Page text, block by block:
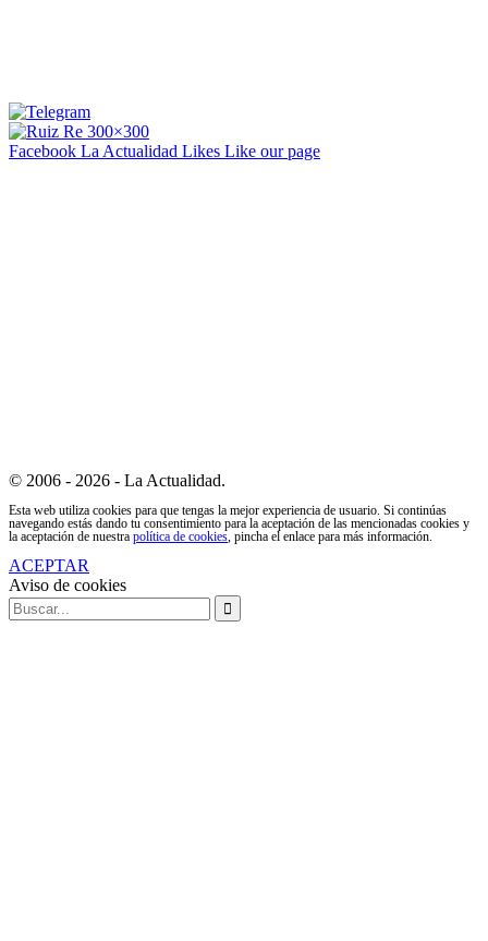
Facebook La Actualidad Likes Like our page
© 2006 - 2026 - La Actualidad.
Esta web utiliza cookies para que tengas la mejor experiencia de usuario. Si continúas
navegando estás dando tu consentimiento para la aceptación de las mencionadas cookies y
la aceptación de nuestra política de cookies, pincha el enlace para más información.
ACEPTAR
Aviso de cookies